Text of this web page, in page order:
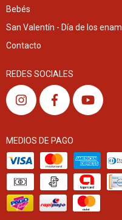
Bebés
San Valentín - Día de los
Contacto
REDES SOCIALES
MEDIOS DE PAGO